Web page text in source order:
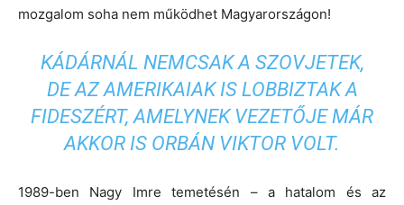
mozgalom soha nem működhet Magyarországon!
KÁDÁRNÁL NEMCSAK A SZOVJETEK,
DE AZ AMERIKAIAK IS LOBBIZTAK A
FIDESZÉRT, AMELYNEK VEZETŐJE MÁR
AKKOR IS ORBÁN VIKTOR VOLT.
1989-ben Nagy Imre temetésén – a hatalom és az